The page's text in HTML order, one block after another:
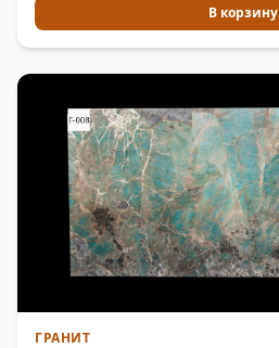
В корзину
ГРАНИТ